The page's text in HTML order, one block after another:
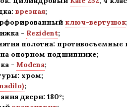
врезная;
ключ-вертушок;
- Rezident;
полотна: противосъемные
опорном подшипнике;
- Modena;
хром;
;
двери: 180°;